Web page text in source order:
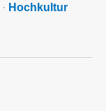
· Hochkultur